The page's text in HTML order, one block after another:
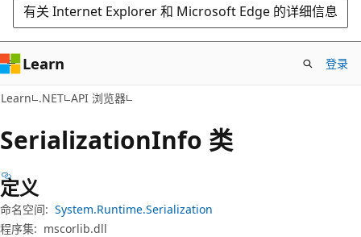
有关 Internet Explorer 和 Microsoft Edge 的详细信息
Learn 登录
Learn .NET API 浏览器
SerializationInfo 类
定义
命名空间: System.Runtime.Serialization
程序集: mscorlib.dll